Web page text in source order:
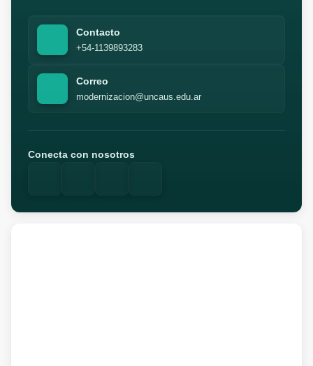
Contacto
+54-1139893283
Correo
modernizacion@uncaus.edu.ar
Conecta con nosotros